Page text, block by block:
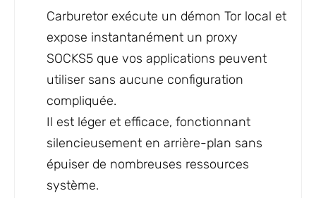
Carburetor exécute un démon Tor local et
expose instantanément un proxy
SOCKS5 que vos applications peuvent
utiliser sans aucune configuration
compliquée.
Il est léger et efficace, fonctionnant
silencieusement en arrière-plan sans
épuiser de nombreuses ressources
système.